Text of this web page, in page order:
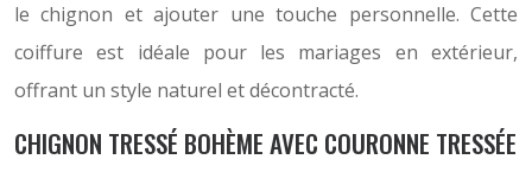
le chignon et ajouter une touche personnelle. Cette
coiffure est idéale pour les mariages en extérieur,
offrant un style naturel et décontracté.
CHIGNON TRESSÉ BOHÈME AVEC COURONNE TRESSÉE